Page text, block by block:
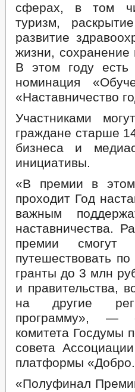
сферах, в том
туризм,
развитие
жизни, сохранение
В этом году есть
номинация
«Наставничество
Участниками
граждане старше
бизнеса и
инициативы.
«В премии в
проходит Год
важным
наставничества.
премии смогут
путешествовать
гранты до 3 млн
и правительства,
на другие
программу», —
комитета Госдумы
совета
платформы
«Полуфинал